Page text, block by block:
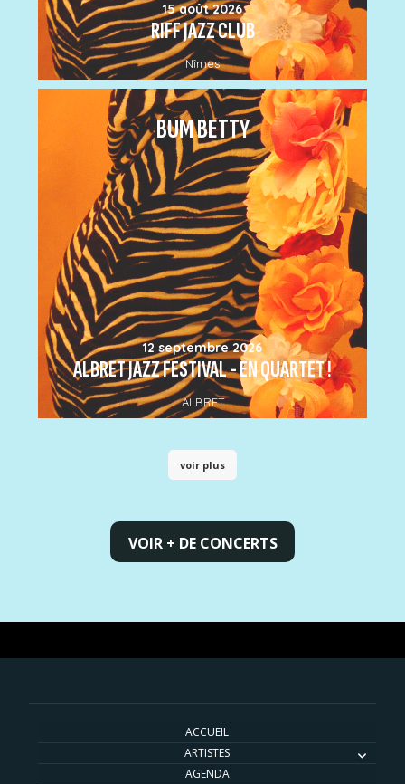
15 août 2026
RIFF JAZZ CLUB
Nîmes
BUM BETTY
12 septembre 2026
ALBRET JAZZ FESTIVAL - EN QUARTET !
ALBRET
voir plus
VOIR + DE CONCERTS
ACCUEIL
ARTISTES
AGENDA